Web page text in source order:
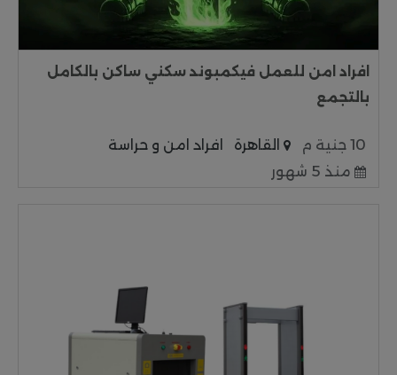
افراد امن للعمل فيكمبوند سكني ساكن بالكامل
بالتجمع
10 جنية م القاهرة
افراد امن و حراسة
منذ 5 شهور